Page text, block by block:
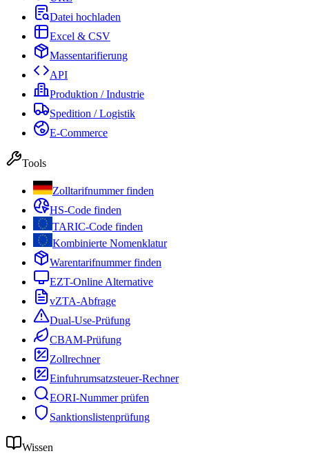
Datei hochladen
Excel & CSV
Massentarifierung
API
Produktion / Industrie
Spedition / Logistik
E-Commerce
Tools
Zolltarifnummer finden
HS-Code finden
TARIC-Code finden
Kombinierte Nomenklatur
Warentarifnummer finden
EZT-Online Alternative
vZTA-Abfrage
Dual-Use-Prüfung
CBAM-Prüfung
Zollrechner
Einfuhrumsatzsteuer-Rechner
EORI-Nummer prüfen
Sanktionslistenprüfung
Wissen